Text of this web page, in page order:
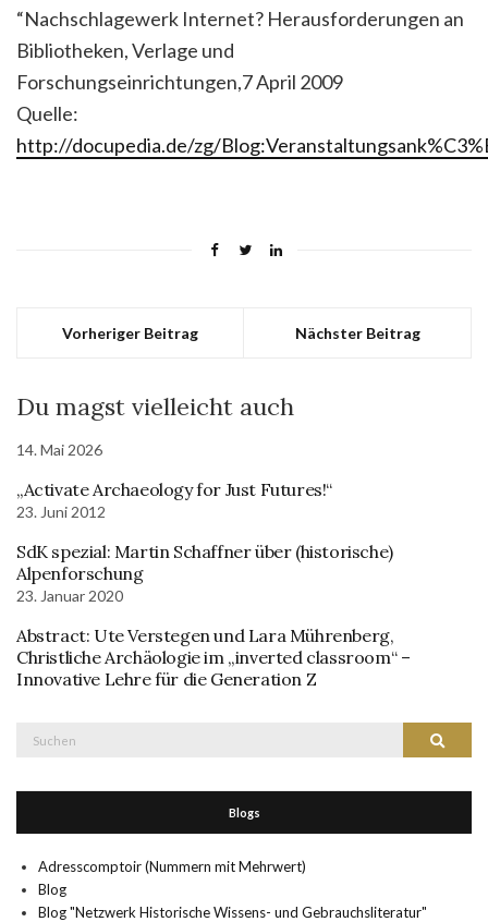
“Nachschlagewerk Internet? Herausforderungen an
Bibliotheken, Verlage und
Forschungseinrichtungen,7 April 2009
Quelle:
http://docupedia.de/zg/
Vorheriger Beitrag Nächster Beitrag
Du magst vielleicht auch
14. Mai 2026
„Activate Archaeology for Just Futures!“
23. Juni 2012
SdK spezial: Martin Schaffner über (historische)
Alpenforschung
23. Januar 2020
Abstract: Ute Verstegen und Lara Mührenberg,
Christliche Archäologie im „inverted classroom“ –
Innovative Lehre für die Generation Z
Suchen
Blogs
Adresscomptoir (Nummern mit Mehrwert)
Blog
Blog "Netzwerk Historische Wissens- und Gebrauchsliteratur"